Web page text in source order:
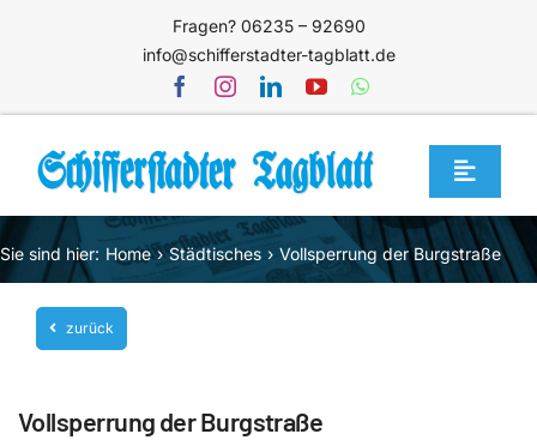
Fragen? 06235 – 92690
info@schifferstadter-tagblatt.de
Toggle
Home
Themen
Blog
Service
Sie sind hier: Home Städtisches Vollsperrung der Burgstraße
zurück
Vollsperrung der Burgstraße